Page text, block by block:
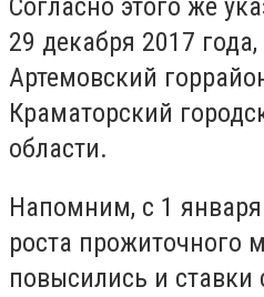
29 декабря 2017
Артемовский
Краматорский
области.
Напомним, с 1 января
роста прожиточного
повысились и ставки